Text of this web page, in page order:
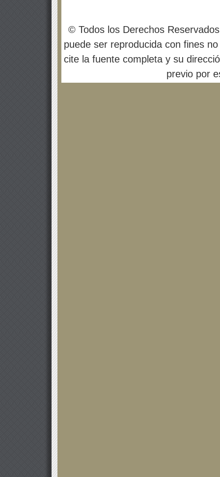
© Todos los Derechos
puede ser reproducida con fines
cite la fuente completa y su
previo por